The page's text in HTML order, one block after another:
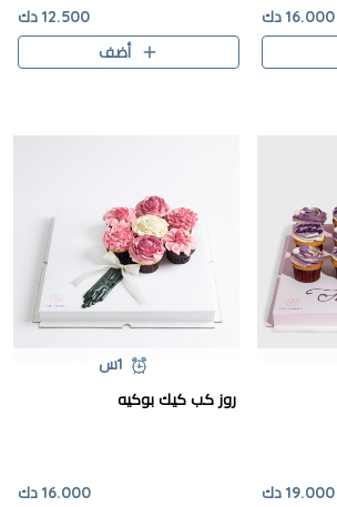
16.000 دك
12.500 دك
أضف
19.000 دك
1س
روز كب كيك بوكيه
16.000 دك